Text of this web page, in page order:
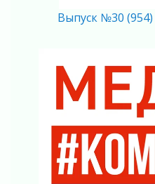
03 августа 2026
Шесть новых жизней
Ленинградской области
03 августа 2026
Уроки безопасности
03 августа 2026
Ленобласть
десантных войск
Выпуск №30 (954)